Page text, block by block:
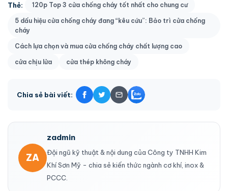
Thẻ: 120p Top 3 cửa chống cháy tốt nhất cho chung cư
5 dấu hiệu cửa chống cháy đang “kêu cứu”: Bảo trì cửa chống
cháy
Cách lựa chọn và mua cửa chống cháy chất lượng cao
cửa chịu lửa cửa thép không cháy
Chia sẻ bài viết:
ZA
zadmin
Đội ngũ kỹ thuật & nội dung của Công ty TNHH Kim
Khí Sơn Mỹ - chia sẻ kiến thức ngành cơ khí, inox &
PCCC.